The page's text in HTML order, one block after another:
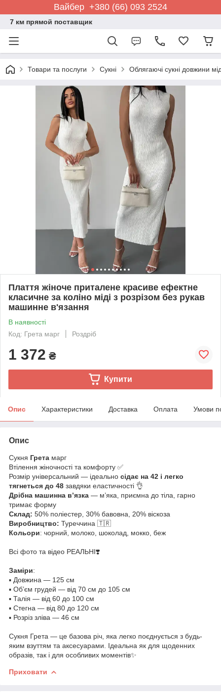
Вайбер +380 (66) 093 2524
7 км прямой поставщик
Товари та послуги Сукні Облягаючі сукні довжини
Плаття жіноче приталене красиве ефектне
класичне за коліно міді з розрізом без рукав
машинне в'язання
В наявності
Код: Грета марг
Роздріб
1 372 ₴
Купити
Опис Характеристики Доставка Оплата Умови
Опис
Сукня Грета марг
Втілення жіночності та комфорту ✅
Розмір універсальний — ідеально сідає на 42 і легко
тягнеться до 48 завдяки еластичності 👌
Дрібна машинна в’язка — м’яка, приємна до тіла, гарно
тримає форму
Склад: 50% поліестер, 30% бавовна, 20% віскоза
Виробництво: Туреччина 🇹🇷
Кольори: чорний, молоко, шоколад, мокко, беж
Всі фото та відео РЕАЛЬНІ❣️
Заміри:
▪️ Довжина — 125 см
▪️ Об’єм грудей — від 70 см до 105 см
▪️ Талія — від 60 до 100 см
▪️ Стегна — від 80 до 120 см
▪️ Розріз зліва — 46 см
Сукня Грета — це базова річ, яка легко поєднується з будь-
яким взуттям та аксесуарами. Ідеальна як для щоденних
образів, так і для особливих моментів✨
Приховати